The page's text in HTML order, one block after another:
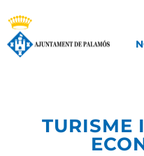
TURISME